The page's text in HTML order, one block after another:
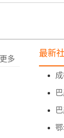
更多
最新